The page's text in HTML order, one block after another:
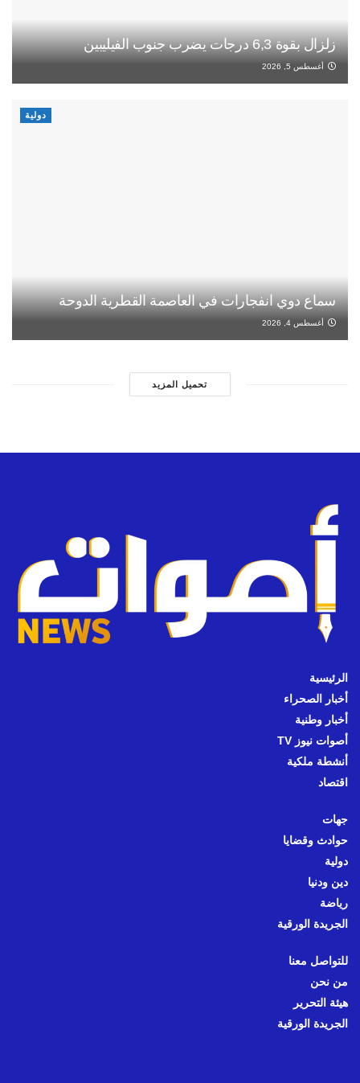
زلزال بقوة 6,3 درجات يضرب جنوب الفيليبين
أغسطس 5, 2026
دولية
سماع دوي انفجارات في العاصمة القطرية الدوحة
أغسطس 4, 2026
تحميل المزيد
الرئيسية
أخبار الصحراء
أخبار وطنية
أصوات نيوز TV
أنشطة ملكية
اقتصاد
جهات
حوادث وقضايا
دولية
دين ودنيا
رياضة
الجريدة الورقية
للتواصل معنا
من نحن
هيئة التحرير
الجريدة الورقية